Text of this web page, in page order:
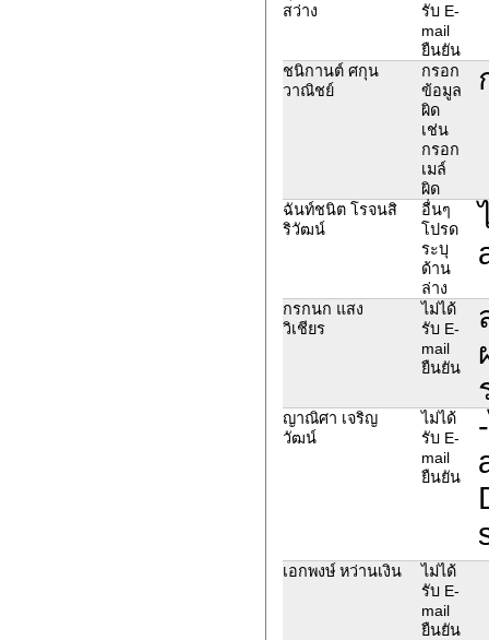
สว่าง​
รับ E-
mail
ยืนยัน
ชนิกานต์ ศกุน
วาณิชย์
กรอก
ข้อมูล
ผิด
เช่น
กรอก
เมล์
ผิด
ฉันท์ชนิต โรจนสิ
ริวัฒน์
อื่นๆ
โปรด
ระบุ
ด้าน
ล่าง
กรกนก แสง
วิเชียร
ไม่ได้
รับ E-
mail
ยืนยัน
ญาณิศา เจริญ
วัฒน์
ไม่ได้
รับ E-
mail
ยืนยัน
เอกพงษ์ หว่านเงิน
ไม่ได้
รับ E-
mail
ยืนยัน